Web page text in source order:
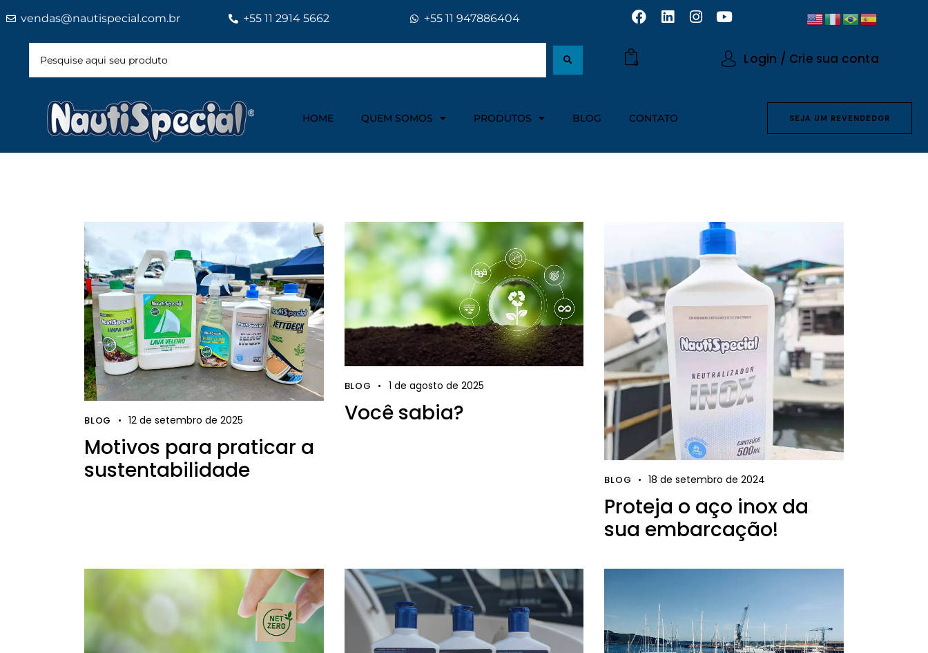
vendas@nautispecial.com.br +55 11 2914 5662 +55 11 947886404
0 Login / Crie sua conta
HOME QUEM SOMOS PRODUTOS BLOG CONTATO SEJA UM REVENDEDOR
BLOG 12 de setembro de 2025
Motivos para praticar a
sustentabilidade
BLOG 1 de agosto de 2025
Você sabia?
BLOG 18 de setembro de 2024
Proteja o aço inox da
sua embarcação!